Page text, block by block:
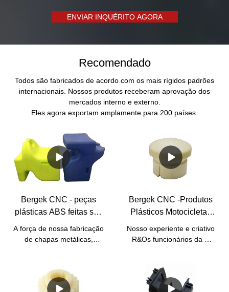
ENVIAR INQUÉRITO AGORA
Recomendado
Todos são fabricados de acordo com os mais rígidos padrões
internacionais. Nossos produtos receberam aprovação dos
mercados interno e externo.
Eles agora exportam amplamente para 200 países.
Bergek CNC - peças
plásticas ABS feitas sob
encomenda
componentes de plástico
A força de nossa fabricação
de chapas metálicas,
dobra de chapas metálicas,
estampagem, soldagem e
Bergek CNC -Produtos
Plásticos Motocicletas
Peças Sobressalentes
Nosso experiente e criativo
R&Os funcionários da D
atualizar e desenvolver
tecnologias. Graças à